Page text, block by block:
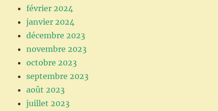
février 2024
janvier 2024
décembre 2023
novembre 2023
octobre 2023
septembre 2023
août 2023
juillet 2023